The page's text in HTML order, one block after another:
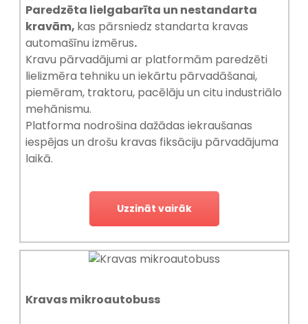
Paredzēta lielgabarīta un nestandarta
kravām, kas pārsniedz standarta kravas
automašīnu izmērus.
Kravu pārvadājumi ar platformām paredzēti
lielizmēra tehniku un iekārtu pārvadāšanai,
piemēram, traktoru, pacēlāju un citu industriālo
mehānismu.
Platforma nodrošina dažādas iekraušanas
iespējas un drošu kravas fiksāciju pārvadājuma
laikā.
Uzzināt vairāk
Kravas mikroautobuss